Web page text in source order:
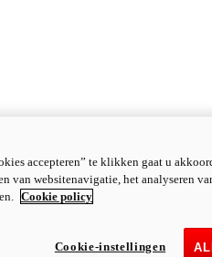
accepteren” te klikken gaat u
van websitenavigatie, het analyseren
Cookie policy
Cookie-instellingen